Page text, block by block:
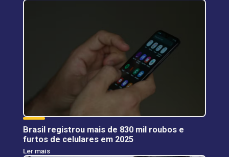
Brasil registrou mais de 830 mil roubos e
furtos de celulares em 2025
Ler mais